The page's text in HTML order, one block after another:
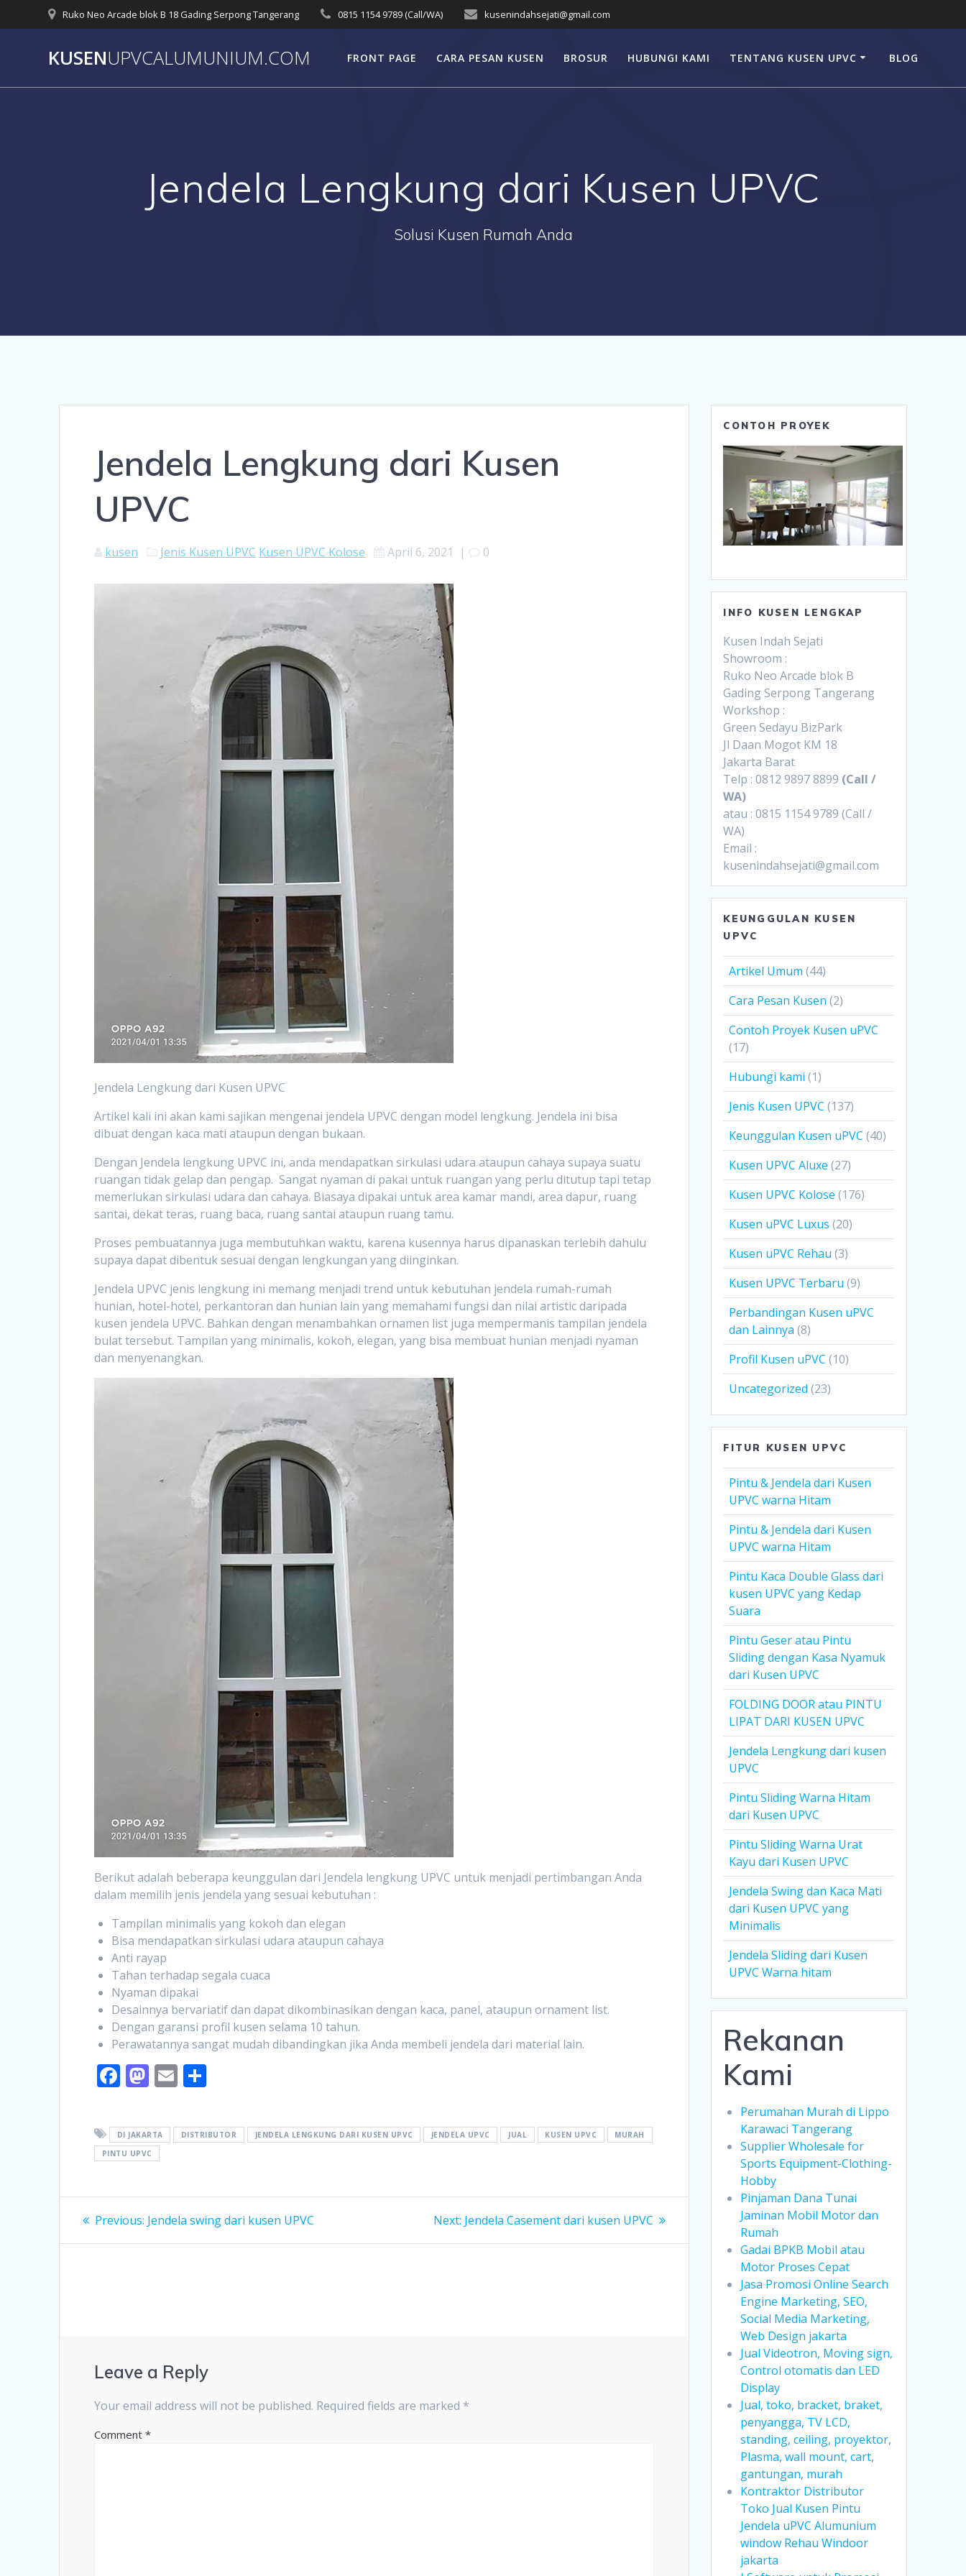
to
Ruko Neo Arcade blok B 18 Gading Serpong Tangerang 0815 1154 9789 (Call/WA) kusenindahsejati@gmail.com
KUSENUPVCALUMUNIUM.COM FRONT PAGE CARA PESAN KUSEN BROSUR HUBUNGI KAMI TENTANG KUSEN UPVC BLOG
Jendela Lengkung dari Kusen UPVC
Solusi Kusen Rumah Anda
Jendela Lengkung dari Kusen
UPVC
kusen Jenis Kusen UPVC Kusen UPVC Kolose April 6, 2021 | 0
Jendela Lengkung dari Kusen UPVC
Artikel kali ini akan kami sajikan mengenai jendela UPVC dengan model lengkung. Jendela ini bisa
dibuat dengan kaca mati ataupun dengan bukaan.
Dengan Jendela lengkung UPVC ini, anda mendapatkan sirkulasi udara ataupun cahaya supaya suatu
ruangan tidak gelap dan pengap. Sangat nyaman di pakai untuk ruangan yang perlu ditutup tapi tetap
memerlukan sirkulasi udara dan cahaya. Biasaya dipakai untuk area kamar mandi, area dapur, ruang
santai, dekat teras, ruang baca, ruang santai ataupun ruang tamu.
Proses pembuatannya juga membutuhkan waktu, karena kusennya harus dipanaskan terlebih dahulu
supaya dapat dibentuk sesuai dengan lengkungan yang diinginkan.
Jendela UPVC jenis lengkung ini memang menjadi trend untuk kebutuhan jendela rumah-rumah
hunian, hotel-hotel, perkantoran dan hunian lain yang memahami fungsi dan nilai artistic daripada
kusen jendela UPVC. Bahkan dengan menambahkan ornamen list juga mempermanis tampilan jendela
bulat tersebut. Tampilan yang minimalis, kokoh, elegan, yang bisa membuat hunian menjadi nyaman
dan menyenangkan.
Berikut adalah beberapa keunggulan dari Jendela lengkung UPVC untuk menjadi pertimbangan Anda
dalam memilih jenis jendela yang sesuai kebutuhan :
Tampilan minimalis yang kokoh dan elegan
Bisa mendapatkan sirkulasi udara ataupun cahaya
Anti rayap
Tahan terhadap segala cuaca
Nyaman dipakai
Desainnya bervariatif dan dapat dikombinasikan dengan kaca, panel, ataupun ornament list.
Dengan garansi profil kusen selama 10 tahun.
Perawatannya sangat mudah dibandingkan jika Anda membeli jendela dari material lain.
F
e
b
o
o
k
M
to
d
o
n
E
ai
l
ar
e
DI JAKARTA DISTRIBUTOR JENDELA LENGKUNG DARI KUSEN UPVC JENDELA UPVC JUAL KUSEN UPVC
MURAH
PINTU UPVC
Post
navigation
Previous: Previous
Jendela swing dari kusen UPVC Next: Next
Jendela Casement dari kusen UPVC
Leave a Reply
Your email address will not be published. Required fields are marked *
Comment*
CONTOH PROYEK
INFO KUSEN LENGKAP
Kusen Indah Sejati
Showroom :
Ruko Neo Arcade blok B
Gading Serpong Tangerang
Workshop :
Green Sedayu BizPark
Jl Daan Mogot KM 18
Jakarta Barat
Telp : 0812 9897 8899 (Call /
WA)
atau : 0815 1154 9789 (Call /
WA)
Email :
kusenindahsejati@gmail.com
KEUNGGULAN KUSEN
UPVC
Artikel Umum (44)
Cara Pesan Kusen (2)
Contoh Proyek Kusen uPVC
(17)
Hubungi kami (1)
Jenis Kusen UPVC (137)
Keunggulan Kusen uPVC (40)
Kusen UPVC Aluxe (27)
Kusen UPVC Kolose (176)
Kusen uPVC Luxus (20)
Kusen uPVC Rehau (3)
Kusen UPVC Terbaru (9)
Perbandingan Kusen uPVC
dan Lainnya (8)
Profil Kusen uPVC (10)
Uncategorized (23)
FITUR KUSEN UPVC
Pintu & Jendela dari Kusen
UPVC warna Hitam
Pintu & Jendela dari Kusen
UPVC warna Hitam
Pintu Kaca Double Glass dari
kusen UPVC yang Kedap
Suara
Pintu Geser atau Pintu
Sliding dengan Kasa Nyamuk
dari Kusen UPVC
FOLDING DOOR atau PINTU
LIPAT DARI KUSEN UPVC
Jendela Lengkung dari kusen
UPVC
Pintu Sliding Warna Hitam
dari Kusen UPVC
Pintu Sliding Warna Urat
Kayu dari Kusen UPVC
Jendela Swing dan Kaca Mati
dari Kusen UPVC yang
Minimalis
Jendela Sliding dari Kusen
UPVC Warna hitam
Rekanan
Kami
Perumahan Murah di Lippo
Karawaci Tangerang
Supplier Wholesale for
Sports Equipment-Clothing-
Hobby
Pinjaman Dana Tunai
Jaminan Mobil Motor dan
Rumah
Gadai BPKB Mobil atau
Motor Proses Cepat
Jasa Promosi Online Search
Engine Marketing, SEO,
Social Media Marketing,
Web Design jakarta
Jual Videotron, Moving sign,
Control otomatis dan LED
Display
Jual, toko, bracket, braket,
penyangga, TV LCD,
standing, ceiling, proyektor,
Plasma, wall mount, cart,
gantungan, murah
Kontraktor Distributor
Toko Jual Kusen Pintu
Jendela uPVC Alumunium
window Rehau Windoor
jakarta